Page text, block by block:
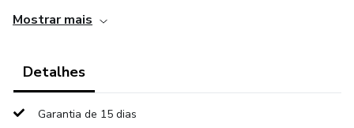
Mostrar mais
Detalhes
Garantia de 15 dias